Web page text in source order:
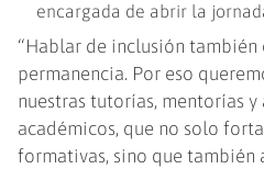
encargada de abrir la
“Hablar de inclusión también
permanencia. Por eso
nuestras tutorías, mentorías
académicos, que no solo
formativas, sino que también